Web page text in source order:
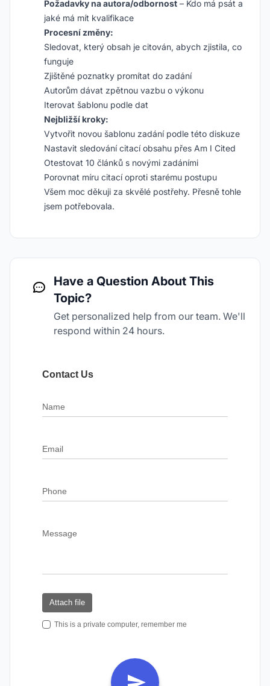
Požadavky na autora/odbornost – Kdo má psát a
jaké má mít kvalifikace
Procesní změny:
Sledovat, který obsah je citován, abych zjistila, co
funguje
Zjištěné poznatky promítat do zadání
Autorům dávat zpětnou vazbu o výkonu
Iterovat šablonu podle dat
Nejbližší kroky:
Vytvořit novou šablonu zadání podle této diskuze
Nastavit sledování citací obsahu přes Am I Cited
Otestovat 10 článků s novými zadáními
Porovnat míru citací oproti starému postupu
Všem moc děkuji za skvělé postřehy. Přesně tohle
jsem potřebovala.
Have a Question About This
Topic?
Get personalized help from our team. We'll
respond within 24 hours.